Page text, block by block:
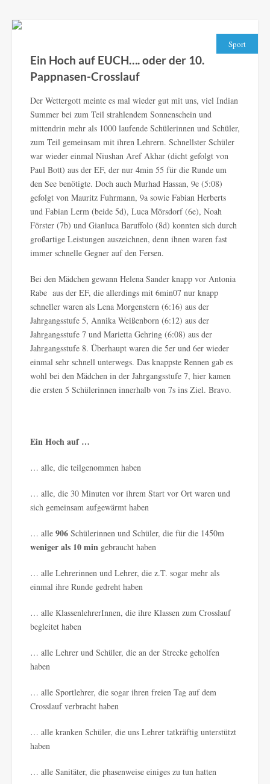
Sport
Ein Hoch auf EUCH…. oder der 10.
Pappnasen-Crosslauf
Der Wettergott meinte es mal wieder gut mit uns, viel Indian
Summer bei zum Teil strahlendem Sonnenschein und
mittendrin mehr als 1000 laufende Schülerinnen und Schüler,
zum Teil gemeinsam mit ihren Lehrern. Schnellster Schüler
war wieder einmal Niushan Aref Akhar (dicht gefolgt von
Paul Bott) aus der EF, der nur 4min 55 für die Runde um
den See benötigte. Doch auch Murhad Hassan, 9e (5:08)
gefolgt von Mauritz Fuhrmann, 9a sowie Fabian Herberts
und Fabian Lerm (beide 5d), Luca Mörsdorf (6e), Noah
Förster (7b) und Gianluca Baruffolo (8d) konnten sich durch
großartige Leistungen auszeichnen, denn ihnen waren fast
immer schnelle Gegner auf den Fersen.
Bei den Mädchen gewann Helena Sander knapp vor Antonia
Rabe aus der EF, die allerdings mit 6min07 nur knapp
schneller waren als Lena Morgenstern (6:16) aus der
Jahrgangsstufe 5, Annika Weißenborn (6:12) aus der
Jahrgangsstufe 7 und Marietta Gehring (6:08) aus der
Jahrgangsstufe 8. Überhaupt waren die 5er und 6er wieder
einmal sehr schnell unterwegs. Das knappste Rennen gab es
wohl bei den Mädchen in der Jahrgangsstufe 7, hier kamen
die ersten 5 Schülerinnen innerhalb von 7s ins Ziel. Bravo.
Ein Hoch auf …
… alle, die teilgenommen haben
… alle, die 30 Minuten vor ihrem Start vor Ort waren und
sich gemeinsam aufgewärmt haben
… alle 906 Schülerinnen und Schüler, die für die 1450m
weniger als 10 min gebraucht haben
… alle Lehrerinnen und Lehrer, die z.T. sogar mehr als
einmal ihre Runde gedreht haben
… alle KlassenlehrerInnen, die ihre Klassen zum Crosslauf
begleitet haben
… alle Lehrer und Schüler, die an der Strecke geholfen
haben
… alle Sportlehrer, die sogar ihren freien Tag auf dem
Crosslauf verbracht haben
… alle kranken Schüler, die uns Lehrer tatkräftig unterstützt
haben
… alle Sanitäter, die phasenweise einiges zu tun hatten